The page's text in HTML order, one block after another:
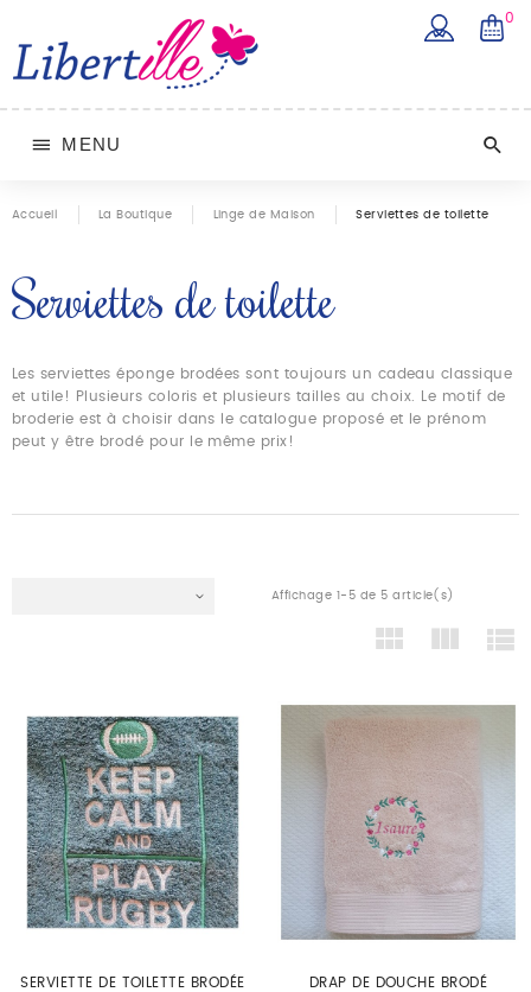
0
MENU
Accueil La Boutique Linge de Maison Serviettes de toilette
Serviettes de toilette
Les serviettes éponge brodées sont toujours un cadeau classique
et utile! Plusieurs coloris et plusieurs tailles au choix. Le motif de
broderie est à choisir dans le catalogue proposé et le prénom
peut y être brodé pour le même prix!
Affichage 1-5 de 5 article(s)
SERVIETTE DE TOILETTE BRODÉE
DRAP DE DOUCHE BRODÉ